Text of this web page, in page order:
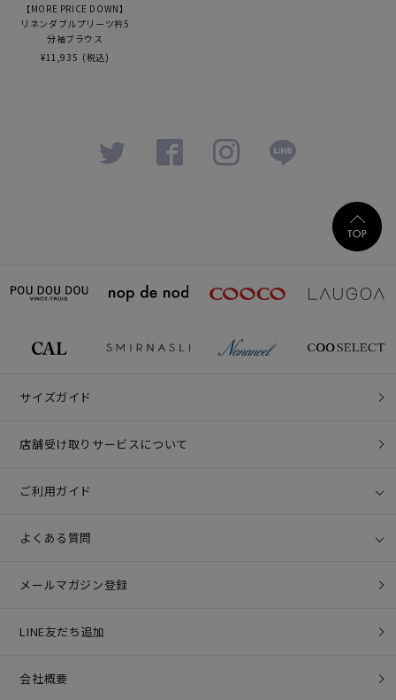
【MORE PRICE DOWN】
リネンダブルプリーツ衿5
分袖ブラウス
¥11,935 (税込)
サイズガイド
店舗受け取りサービスについて
ご利用ガイド
よくある質問
メールマガジン登録
LINE友だち追加
会社概要